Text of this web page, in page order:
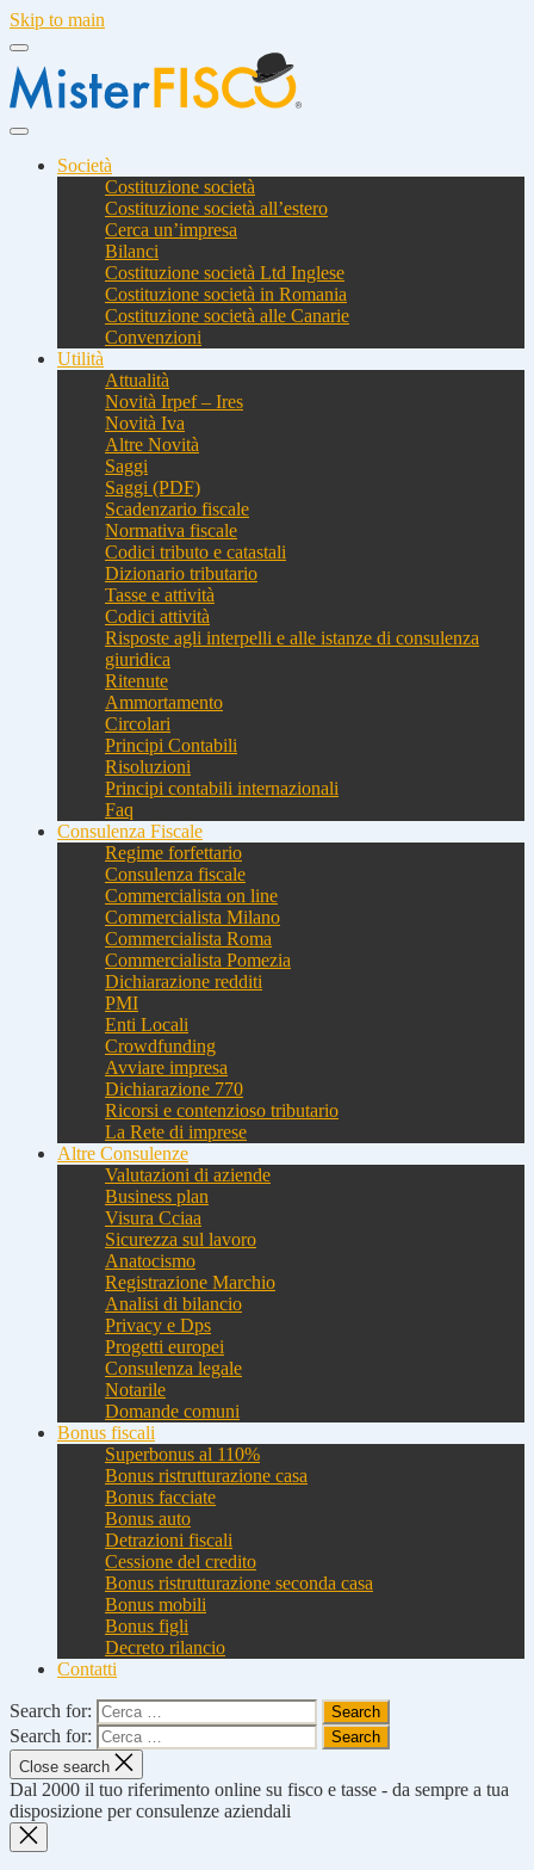
Skip to main
Società
Costituzione società
Costituzione società all’estero
Cerca un’impresa
Bilanci
Costituzione società Ltd Inglese
Costituzione società in Romania
Costituzione società alle Canarie
Convenzioni
Utilità
Attualità
Novità Irpef – Ires
Novità Iva
Altre Novità
Saggi
Saggi (PDF)
Scadenzario fiscale
Normativa fiscale
Codici tributo e catastali
Dizionario tributario
Tasse e attività
Codici attività
Risposte agli interpelli e alle istanze di consulenza
giuridica
Ritenute
Ammortamento
Circolari
Principi Contabili
Risoluzioni
Principi contabili internazionali
Faq
Consulenza Fiscale
Regime forfettario
Consulenza fiscale
Commercialista on line
Commercialista Milano
Commercialista Roma
Commercialista Pomezia
Dichiarazione redditi
PMI
Enti Locali
Crowdfunding
Avviare impresa
Dichiarazione 770
Ricorsi e contenzioso tributario
La Rete di imprese
Altre Consulenze
Valutazioni di aziende
Business plan
Visura Cciaa
Sicurezza sul lavoro
Anatocismo
Registrazione Marchio
Analisi di bilancio
Privacy e Dps
Progetti europei
Consulenza legale
Notarile
Domande comuni
Bonus fiscali
Superbonus al 110%
Bonus ristrutturazione casa
Bonus facciate
Bonus auto
Detrazioni fiscali
Cessione del credito
Bonus ristrutturazione seconda casa
Bonus mobili
Bonus figli
Decreto rilancio
Contatti
Search for:
Search for:
Close search
Dal 2000 il tuo riferimento online su fisco e tasse - da sempre a tua
disposizione per consulenze aziendali